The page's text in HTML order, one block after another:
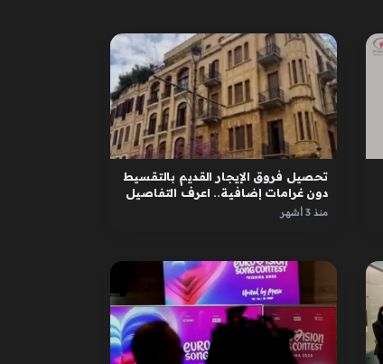
تحصيل فروق الإيجار القديم بالتقسيط
دون غرامات إضافية.. اعرف التفاصيل
منذ 3 أشهر